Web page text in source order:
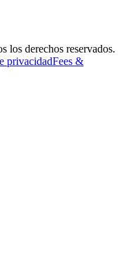
derechos reservados.
privacidadFees &